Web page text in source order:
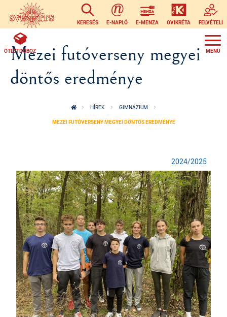
Ugrás a tartalomra
KERESÉS E-NAPLÓ E-MENZA OVIKRÉTA FELVÉTELI
ÖTLETDOBOZ
Mezei futóverseny megyei
döntős eredménye
HÍREK GIMNÁZIUM
MEZEI FUTÓVERSENY MEGYEI DÖNTŐS EREDMÉNYE
2024/2025